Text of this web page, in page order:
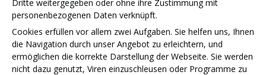
Dritte weitergegeben oder ohne ihre Zustimmung mit
personenbezogenen Daten verknüpft.
Cookies erfüllen vor allem zwei Aufgaben. Sie helfen uns, Ihnen
die Navigation durch unser Angebot zu erleichtern, und
ermöglichen die korrekte Darstellung der Webseite. Sie werden
nicht dazu genutzt, Viren einzuschleusen oder Programme zu